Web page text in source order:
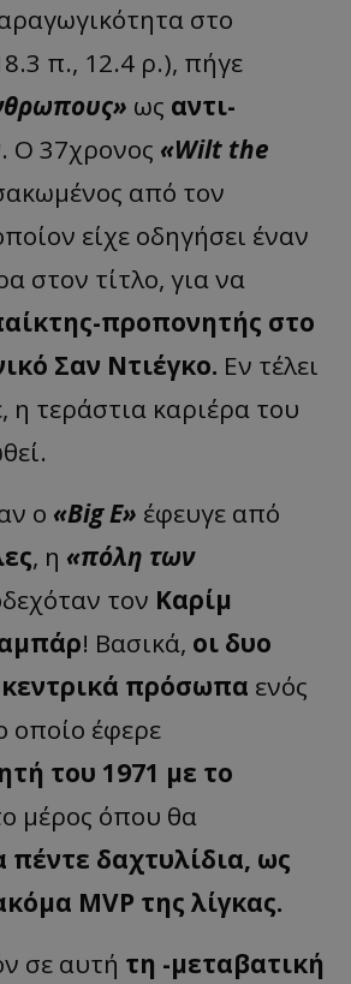
στο
π., 12.4 ρ.), πήγε
ως αντι-
. Ο 37χρονος «Wilt the
από τον
είχε οδηγήσει έναν
στον τίτλο, για να
προπονητής στο
Σαν Ντιέγκο. Εν τέλει
η τεράστια καριέρα του
ο «Big E» έφευγε από
, η «πόλη των
τον Καρίμ
! Βασικά, οι δυο
πρόσωπα ενός
οποίο έφερε
του 1971 με το
μέρος όπου θα
πέντε δαχτυλίδια, ως
MVP της λίγκας.
σε αυτή τη -μεταβατική